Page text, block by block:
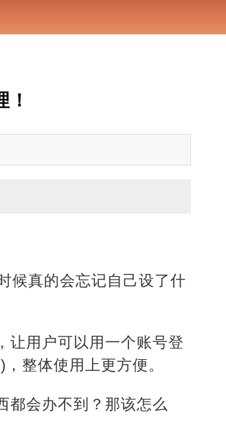
候真的会忘记自己设了什
让用户可以用一个账号登
整体使用上更方便。
都会办不到？那该怎么